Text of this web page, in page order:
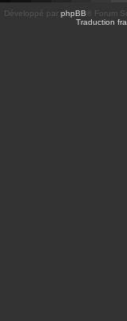
Développé par phpBB ® Forum
Traduction